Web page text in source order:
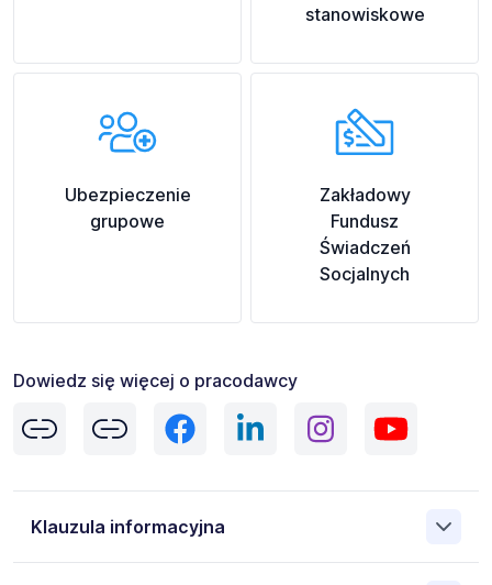
stanowiskowe
Ubezpieczenie
grupowe
Zakładowy
Fundusz
Świadczeń
Socjalnych
Dowiedz się więcej o pracodawcy
Klauzula informacyjna